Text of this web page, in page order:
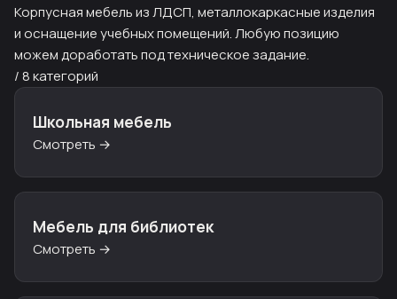
Корпусная мебель из ЛДСП, металлокаркасные изделия
и оснащение учебных помещений. Любую позицию
можем доработать под техническое задание.
/ 8 категорий
Школьная мебель
Смотреть →
Мебель для библиотек
Смотреть →